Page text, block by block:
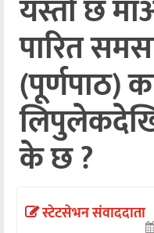
अन्तर्वार्ता
अर्थ
खेलकुद
मनोरञ्जन
अन्य
यस्तो छ
पारित
(पूर्णपाठ)
के छ ?
स्टेटसेभन संवाददाता